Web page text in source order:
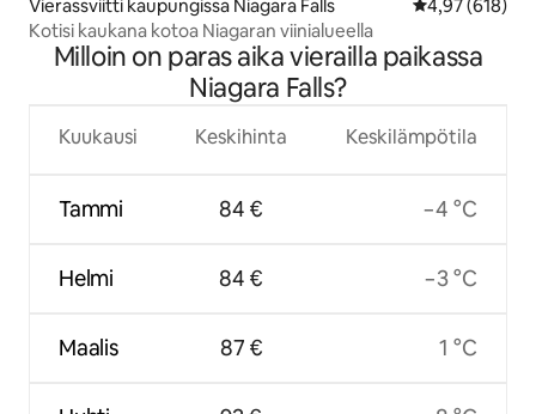
Vierassviitti kaupungissa Niagara Falls
4,97 (618)
Kotisi kaukana kotoa Niagaran viinialueella
Milloin on paras aika vierailla paikassa
Niagara Falls?
Kuukausi
Tammi
Helmi
Maalis
Keskihinta
84 €
84 €
87 €
Keskilämpötila
−4 °C
−3 °C
1 °C